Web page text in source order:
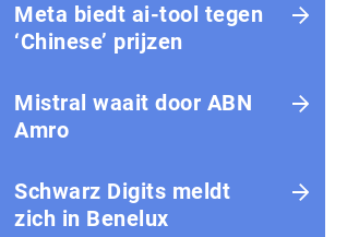
Meta biedt ai-tool tegen
‘Chinese’ prijzen
Mistral waait door ABN
Amro
Schwarz Digits meldt
zich in Benelux